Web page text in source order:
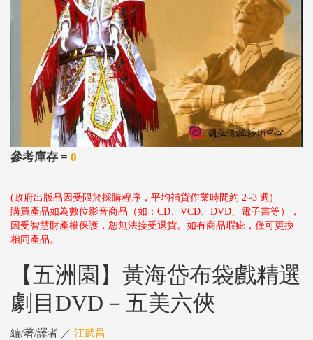
參考庫存 = 0
(政府出版品因受限於採購程序，平均補貨作業時間約 2~3 週)
購買產品如為數位影音商品（如：CD、VCD、DVD、電子書等），
因受智慧財產權保護，恕無法接受退貨。如有商品瑕疵，僅可更換
相同產品。
【五洲園】黃海岱布袋戲精選
劇目DVD－五美六俠
編/著/譯者 ／ 江武昌